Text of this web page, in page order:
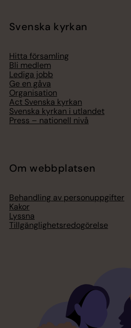
Svenska kyrkan
Hitta församling
Bli medlem
Lediga jobb
Ge en gåva
Organisation
Act Svenska kyrkan
Svenska kyrkan i utlandet
Press – nationell nivå
Om webbplatsen
Behandling av personuppgifter
Kakor
Lyssna
Tillgänglighetsredogörelse